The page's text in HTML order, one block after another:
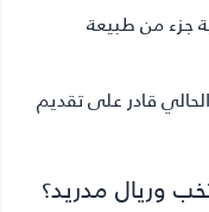
جزء من طبيعة
قادر على تقديم
وريال مدريد؟